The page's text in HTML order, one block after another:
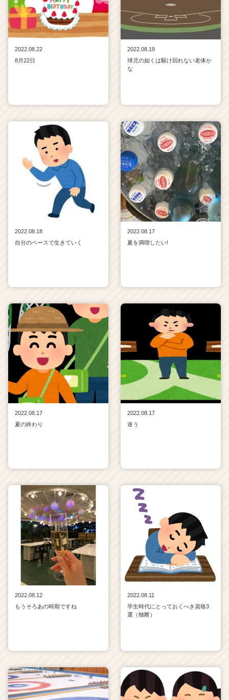
2022.08.22
8月22日
2022.08.19
球児の如くは駆け回れない老体か
な
2022.08.18
自分のペースで生きていく
2022.08.17
夏を満喫したい!
2022.08.17
夏の終わり
2022.08.17
迷う
2022.08.12
もうそろあの時期ですね
2022.08.11
学生時代にとっておくべき資格3
選（独断）